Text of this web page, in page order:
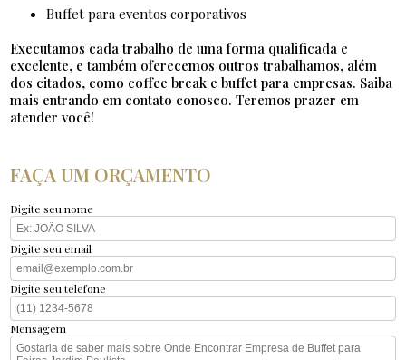
buffet para eventos corporativos
Executamos cada trabalho de uma forma qualificada e
excelente, e também oferecemos outros trabalhamos, além
dos citados, como coffee break e buffet para empresas. Saiba
mais entrando em contato conosco. Teremos prazer em
atender você!
FAÇA UM ORÇAMENTO
Digite seu nome
Digite seu email
Digite seu telefone
Mensagem